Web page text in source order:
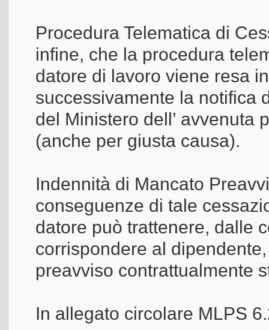
Procedura Telematica di
infine, che la procedura
datore di lavoro viene resa
successivamente la notifica
del Ministero dell’ avvenuta
(anche per giusta causa).
Indennità di Mancato
conseguenze di tale
datore può trattenere, dalle
corrispondere al
preavviso contrattualmente
In allegato circolare MLPS